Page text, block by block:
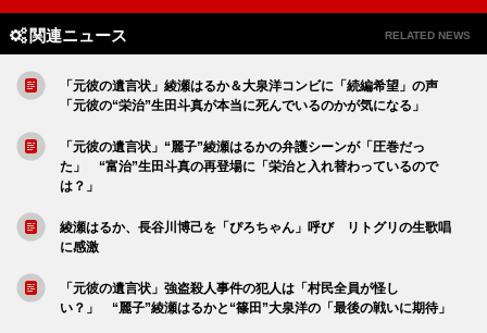
関連ニュース RELATED NEWS
「元彼の遺言状」綾瀬はるか＆大泉洋コンビに「続編希望」の声
「元彼の“栄治”生田斗真が本当に死んでいるのかが気になる」
「元彼の遺言状」“麗子”綾瀬はるかの弁護シーンが「圧巻だっ
た」 “富治”生田斗真の再登場に「栄治と入れ替わっているので
は？」
綾瀬はるか、長谷川博己を「ぴろちゃん」呼び リトグリの生歌唱
に感激
「元彼の遺言状」強盗殺人事件の犯人は「村民全員が怪し
い？」 “麗子”綾瀬はるかと“篠田”大泉洋の「最後の戦いに期待」